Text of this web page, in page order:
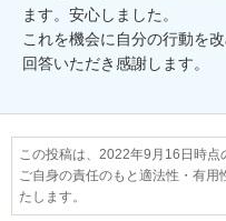
ます。安心しました。
これを機会に自分の行動を
回答いただき感謝します。
この投稿は、2022年9月16日時点
ご自身の責任のもと適法性・有
たします。